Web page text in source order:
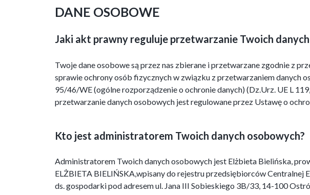
DANE OSOBOWE
Jaki akt prawny reguluje przetwarzanie Twoich
Twoje dane osobowe są przez nas zbierane i przetwarzane zgodnie z
sprawie ochrony osób fizycznych w związku z przetwarzaniem danych
95/46/WE (ogólne rozporządzenie o ochronie danych) (Dz.Urz. UE L
przetwarzanie danych osobowych jest regulowane przez Ustawę o
Kto jest administratorem Twoich danych osobowych?
Administratorem Twoich danych osobowych jest Elżbieta Bielińska,
ELŻBIETA BIELIŃSKA,wpisany do rejestru przedsiębiorców
ds. gospodarki pod adresem ul. Jana III Sobieskiego 3B/33, 14-100